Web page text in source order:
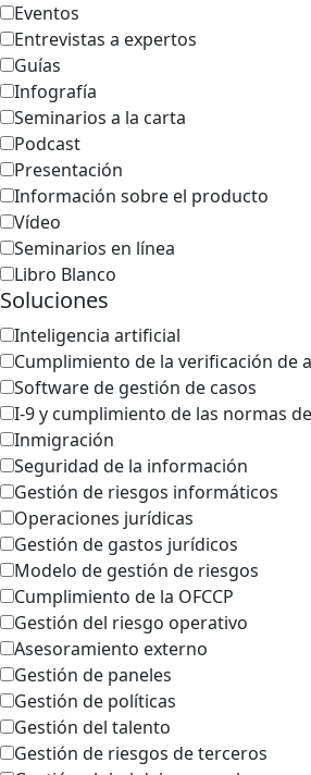
Eventos
Entrevistas a expertos
Guías
Infografía
Seminarios a la carta
Podcast
Presentación
Información sobre el producto
Vídeo
Seminarios en línea
Libro Blanco
Soluciones
Inteligencia artificial
Cumplimiento de la verificación de
Software de gestión de casos
I-9 y cumplimiento de las normas
Inmigración
Seguridad de la información
Gestión de riesgos informáticos
Operaciones jurídicas
Gestión de gastos jurídicos
Modelo de gestión de riesgos
Cumplimiento de la OFCCP
Gestión del riesgo operativo
Asesoramiento externo
Gestión de paneles
Gestión de políticas
Gestión del talento
Gestión de riesgos de terceros